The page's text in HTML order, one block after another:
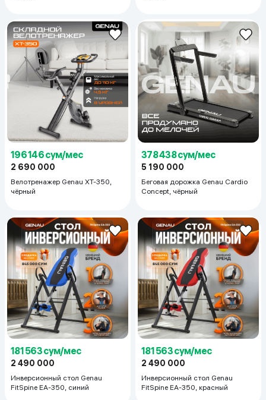
196 146 сум/мес
2 690 000
Велотренажер Genau XT-350,
чёрный
378 438 сум/мес
5 190 000
Беговая дорожка Genau Cardio
Concept, чёрный
181 563 сум/мес
2 490 000
Инверсионный стол Genau
FitSpine EA-350, синий
181 563 сум/мес
2 490 000
Инверсионный стол Genau
FitSpine EA-350, красный